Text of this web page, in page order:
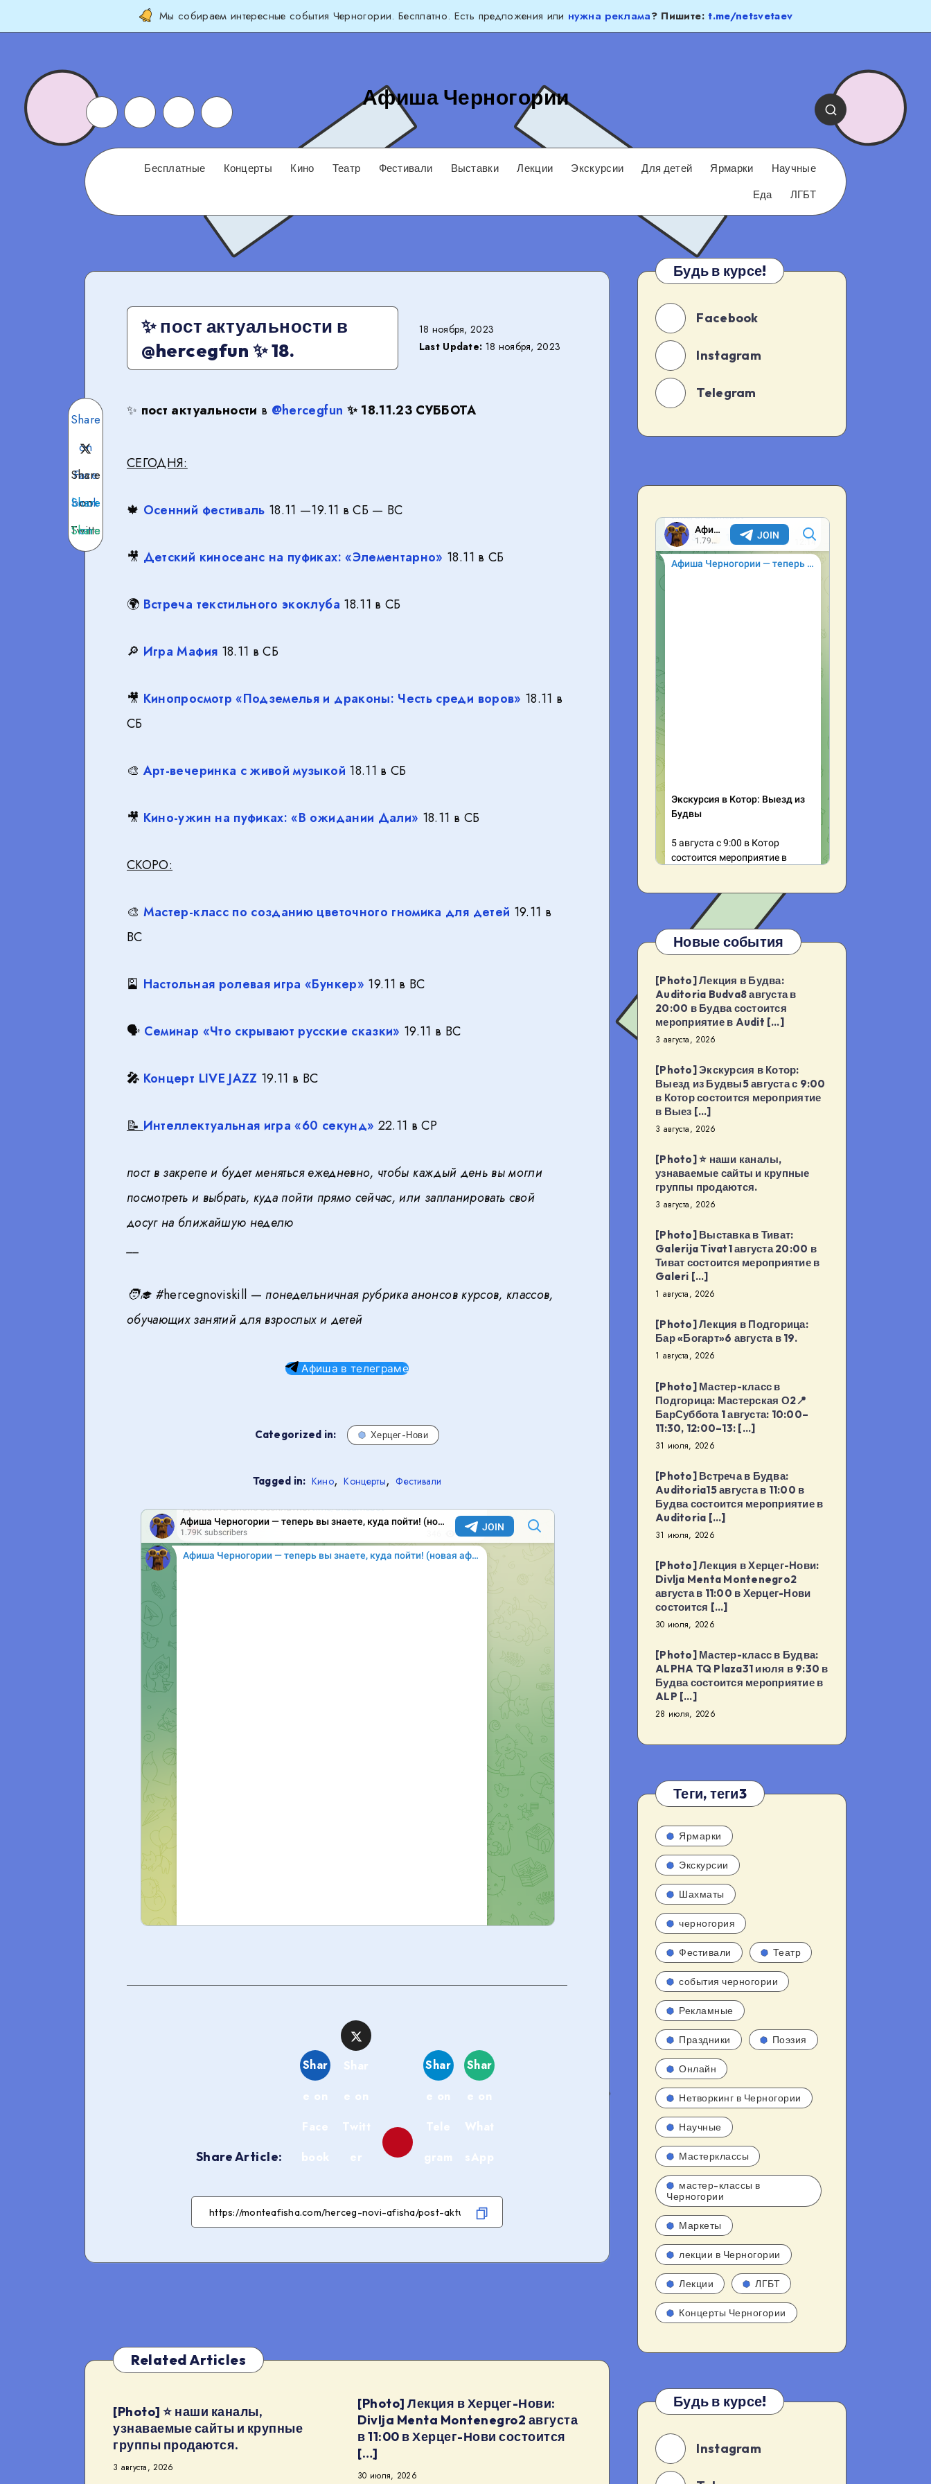
Мы собираем интересные события Черногории. Бесплатно. Есть предложения или нужна реклама? Пишите:t.me/netsvetaev
Афиша Черногории
Бесплатные Концерты Кино Театр Фестивали Выставки Лекции Экскурсии Для детей Ярмарки
Научные
Еда
ЛГБТ
✨ пост актуальности в
@hercegfun ✨ 18.
18 ноября, 2023
Last Update: 18 ноября, 2023
Share
on
Face
book
Share
on
Twitte
Share
on
Share
✨ пост актуальности в @hercegfun ✨ 18.11.23 СУББОТА
СЕГОДНЯ:
🍁 Осенний фестиваль 18.11 —19.11 в СБ — ВС
🎥 Детский киносеанс на пуфиках: «Элементарно» 18.11 в СБ
🌍 Встреча текстильного экоклуба 18.11 в СБ
🔎 Игра Мафия 18.11 в СБ
🎥 Кинопросмотр «Подземелья и драконы: Честь среди воров» 18.11 в
СБ
🎨 Арт-вечеринка с живой музыкой 18.11 в СБ
🎥 Кино-ужин на пуфиках: «В ожидании Дали» 18.11 в СБ
СКОРО:
🎨 Мастер-класс по созданию цветочного гномика для детей 19.11 в
ВС
🎴 Настольная ролевая игра «Бункер» 19.11 в ВС
🗣 Семинар «Что скрывают русские сказки» 19.11 в ВС
🎤 Концерт LIVE JAZZ 19.11 в ВС
📝 Интеллектуальная игра «60 секунд» 22.11 в СР
пост в закрепе и будет меняться ежедневно, чтобы каждый день вы могли
посмотреть и выбрать, куда пойти прямо сейчас, или запланировать свой
досуг на ближайшую неделю
__
🧑‍🎓 #hercegnoviskill —понедельничная рубрика анонсов курсов, классов,
обучающих занятий для взрослых и детей
Афиша в телеграме
Categorized in: Херцег-Нови
Tagged in: Кино, Концерты, Фестивали
Share Article:
Shar
e on
Face
book
Shar
e on
Twitt
er
Shar
e on
Tele
gram
Shar
e on
What
sApp
Related Articles
[Photo] ⭐️ наши каналы,
узнаваемые сайты и крупные
группы продаются.
3 августа, 2026
[Photo] Лекция в Херцег-Нови:
Divlja Menta Montenegro2 августа
в 11:00 в Херцег-Нови состоится
[…]
30 июля, 2026
Будь в курсе!
Facebook
Instagram
Telegram
Новые события
[Photo] Лекция в Будва:
Auditoria Budva8 августа в
20:00 в Будва состоится
мероприятие в Audit […]
3 августа, 2026
[Photo] Экскурсия в Котор:
Выезд из Будвы5 августа с 9:00
в Котор состоится мероприятие
в Выез […]
3 августа, 2026
[Photo] ⭐️ наши каналы,
узнаваемые сайты и крупные
группы продаются.
3 августа, 2026
[Photo] Выставка в Тиват:
Galerija Tivat1 августа 20:00 в
Тиват состоится мероприятие в
Galeri […]
1 августа, 2026
[Photo] Лекция в Подгорица:
Бар «Богарт»6 августа в 19.
1 августа, 2026
[Photo] Мастер-класс в
Подгорица: Мастерская О2📍
БарСуббота 1 августа: 10:00–
11:30, 12:00–13: […]
31 июля, 2026
[Photo] Встреча в Будва:
Auditoria15 августа в 11:00 в
Будва состоится мероприятие в
Auditoria […]
31 июля, 2026
[Photo] Лекция в Херцег-Нови:
Divlja Menta Montenegro2
августа в 11:00 в Херцег-Нови
состоится […]
30 июля, 2026
[Photo] Мастер-класс в Будва:
ALPHA TQ Plaza31 июля в 9:30 в
Будва состоится мероприятие в
ALP […]
28 июля, 2026
Теги, теги3
Ярмарки
Экскурсии
Шахматы
черногория
Фестивали Театр
события черногории
Рекламные
Праздники Поэзия
Онлайн
Нетворкинг в Черногории
Научные
Мастерклассы
мастер-классы в
Черногории
Маркеты
лекции в Черногории
Лекции ЛГБТ
Концерты Черногории
Будь в курсе!
Instagram